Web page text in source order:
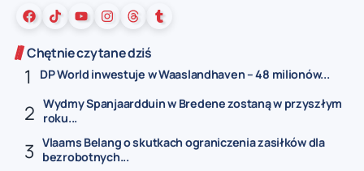
Chętnie czytane dziś
DP World inwestuje w Waaslandhaven – 48 milionów...
Wydmy Spanjaardduin w Bredene zostaną w przyszłym
roku...
Vlaams Belang o skutkach ograniczenia zasiłków dla
bezrobotnych...